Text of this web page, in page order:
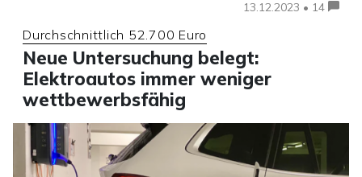
13.12.2023 • 14
Durchschnittlich 52.700 Euro
Neue Untersuchung belegt:
Elektroautos immer weniger
wettbewerbsfähig